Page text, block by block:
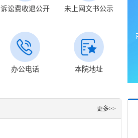
诉讼费收退公开 未上网文书公示
办公电话 本院地址
更多>>